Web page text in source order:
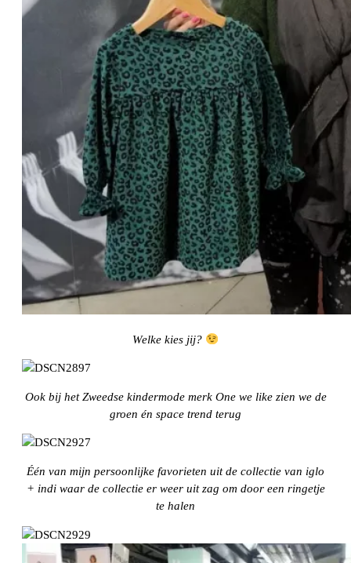
Welke kies jij?
Ook bij het Zweedse kindermode merk One we like zien we de
groen én space trend terug
Één van mijn persoonlijke favorieten uit de collectie van iglo
+ indi waar de collectie er weer uit zag om door een ringetje
te halen